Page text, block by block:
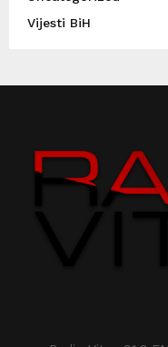
Vijesti BiH